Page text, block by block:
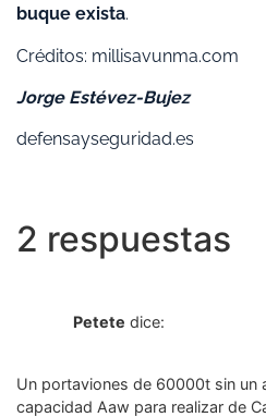
buque exista.
Créditos: millisavunma.com
Jorge Estévez-Bujez
defensayseguridad.es
2 respuestas
Petete dice:
Un portaviones de 60000t sin un
capacidad Aaw para realizar de